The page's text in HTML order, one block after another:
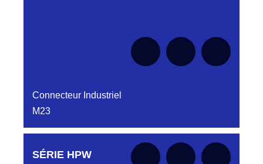
Connecteur Industriel
M23
Aucune pièce disponible pour cette série pour
le moment
SÉRIE HPW